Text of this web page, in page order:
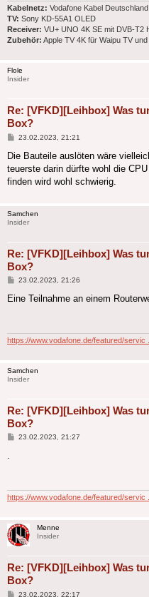
Kabelnetz: Vodafone Kabel
TV: Sony KD-55A1 OLED
Receiver: VU+ UNO 4K SE mit DVB-T2
Zubehör: Apple TV 4K für Waipu TV und
Flole
Insider
Re: [VFKD][Leihbox] Was
Box?
Beitrag
23.02.2023, 21:21
Die Bauteile auslöten wäre
teuerste darin dürfte wohl die
finden wird wohl schwierig.
Samchen
Insider
Re: [VFKD][Leihbox] Was
Box?
Beitrag
23.02.2023, 21:26
Eine Teilnahme an einem
https://www.vodafone.de/featured/servic
Samchen
Insider
Re: [VFKD][Leihbox] Was
Box?
Beitrag
23.02.2023, 21:27
.
https://www.vodafone.de/featured/servic
Menne
Insider
Re: [VFKD][Leihbox] Was
Box?
Beitrag
23.02.2023, 22:17